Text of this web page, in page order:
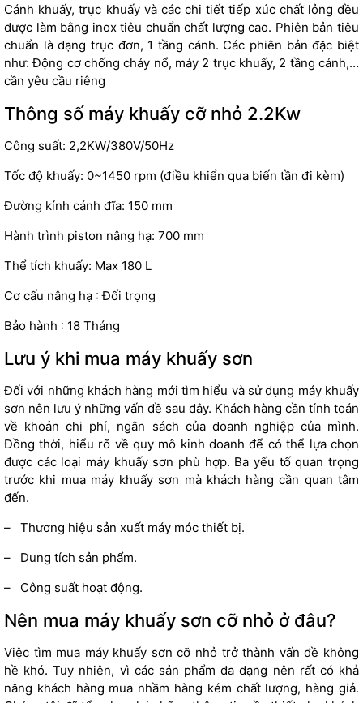
Cánh khuấy, trục khuấy và các chi tiết tiếp xúc chất lỏng đều
được làm bằng inox tiêu chuẩn chất lượng cao. Phiên bản tiêu
chuẩn là dạng trục đơn, 1 tầng cánh. Các phiên bản đặc biệt
như: Động cơ chống cháy nổ, máy 2 trục khuấy, 2 tầng cánh,…
cần yêu cầu riêng
Thông số máy khuấy cỡ nhỏ 2.2Kw
Công suất: 2,2KW/380V/50Hz
Tốc độ khuấy: 0~1450 rpm (điều khiển qua biến tần đi kèm)
Đường kính cánh đĩa: 150 mm
Hành trình piston nâng hạ: 700 mm
Thể tích khuấy: Max 180 L
Cơ cấu nâng hạ : Đối trọng
Bảo hành : 18 Tháng
Lưu ý khi mua máy khuấy sơn
Đối với những khách hàng mới tìm hiểu và sử dụng máy khuấy
sơn nên lưu ý những vấn đề sau đây. Khách hàng cần tính toán
về khoản chi phí, ngân sách của doanh nghiệp của mình.
Đồng thời, hiểu rõ về quy mô kinh doanh để có thể lựa chọn
được các loại máy khuấy sơn phù hợp. Ba yếu tố quan trọng
trước khi mua máy khuấy sơn mà khách hàng cần quan tâm
đến.
– Thương hiệu sản xuất máy móc thiết bị.
– Dung tích sản phẩm.
– Công suất hoạt động.
Nên mua máy khuấy sơn cỡ nhỏ ở đâu?
Việc tìm mua máy khuấy sơn cỡ nhỏ trở thành vấn đề không
hề khó. Tuy nhiên, vì các sản phẩm đa dạng nên rất có khả
năng khách hàng mua nhầm hàng kém chất lượng, hàng giả.